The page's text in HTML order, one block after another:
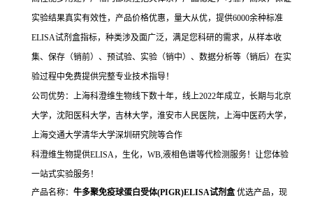
实验结果真实有效性，产品价格优惠，量大从优，提供6000余种标准
ELISA试剂盒指标，种类涉及面广泛，满足您科研的需求，从样本收
集、保存（销前）、预试验、实验（销中）、数据分析等（销后）在实
验过程中免费提供完整专业技术指导！
公司优势：上海科澄维生物线下数十年，线上2022年成立，长期与北京
大学，沈阳医科大学，吉林大学，淮安市人民医院，上海中医药大学，
上海交通大学清华大学深圳研究院等合作
科澄维生物提供ELISA，生化，WB,液相色谱等代检测服务！让您体验
一站式实验服务！
产品名称： 牛多聚免疫球蛋白受体(PIGR)ELISA试剂盒 优选产品，现